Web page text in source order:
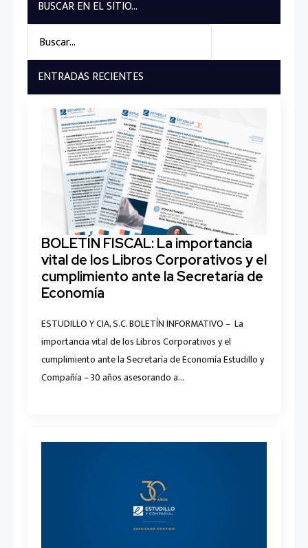
BUSCAR EN EL SITIO...
for:
ENTRADAS RECIENTES
BOLETÍN FISCAL: La importancia
vital de los Libros Corporativos y el
cumplimiento ante la Secretaría de
Economía
ESTUDILLO Y CIA, S.C. BOLETÍN INFORMATIVO – La
importancia vital de los Libros Corporativos y el
cumplimiento ante la Secretaría de Economía Estudillo y
Compañía – 30 años asesorando a…